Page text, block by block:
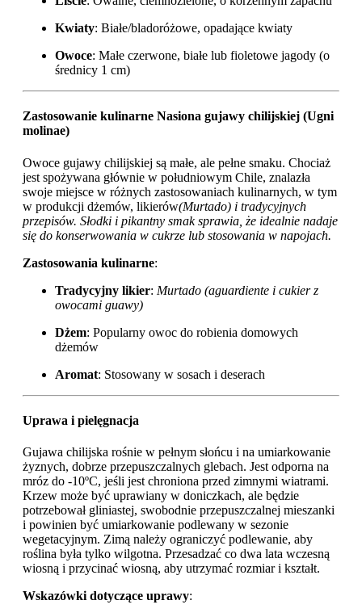
Kwiaty: Białe/bladoróżowe, opadające kwiaty
Owoce: Małe czerwone, białe lub fioletowe jagody (o
średnicy 1 cm)
Zastosowanie kulinarne Nasiona gujawy chilijskiej (Ugni
molinae)
Owoce gujawy chilijskiej są małe, ale pełne smaku. Chociaż
jest spożywana głównie w południowym Chile, znalazła
swoje miejsce w różnych zastosowaniach kulinarnych, w tym
w produkcji dżemów, likierów(Murtado) i tradycyjnych
przepisów. Słodki i pikantny smak sprawia, że idealnie nadaje
się do konserwowania w cukrze lub stosowania w napojach.
Zastosowania kulinarne:
Tradycyjny likier: Murtado (aguardiente i cukier z
owocami guawy)
Dżem: Popularny owoc do robienia domowych
dżemów
Aromat: Stosowany w sosach i deserach
Uprawa i pielęgnacja
Gujawa chilijska rośnie w pełnym słońcu i na umiarkowanie
żyznych, dobrze przepuszczalnych glebach. Jest odporna na
mróz do -10ºC, jeśli jest chroniona przed zimnymi wiatrami.
Krzew może być uprawiany w doniczkach, ale będzie
potrzebował gliniastej, swobodnie przepuszczalnej mieszanki
i powinien być umiarkowanie podlewany w sezonie
wegetacyjnym. Zimą należy ograniczyć podlewanie, aby
roślina była tylko wilgotna. Przesadzać co dwa lata wczesną
wiosną i przycinać wiosną, aby utrzymać rozmiar i kształt.
Wskazówki dotyczące uprawy: